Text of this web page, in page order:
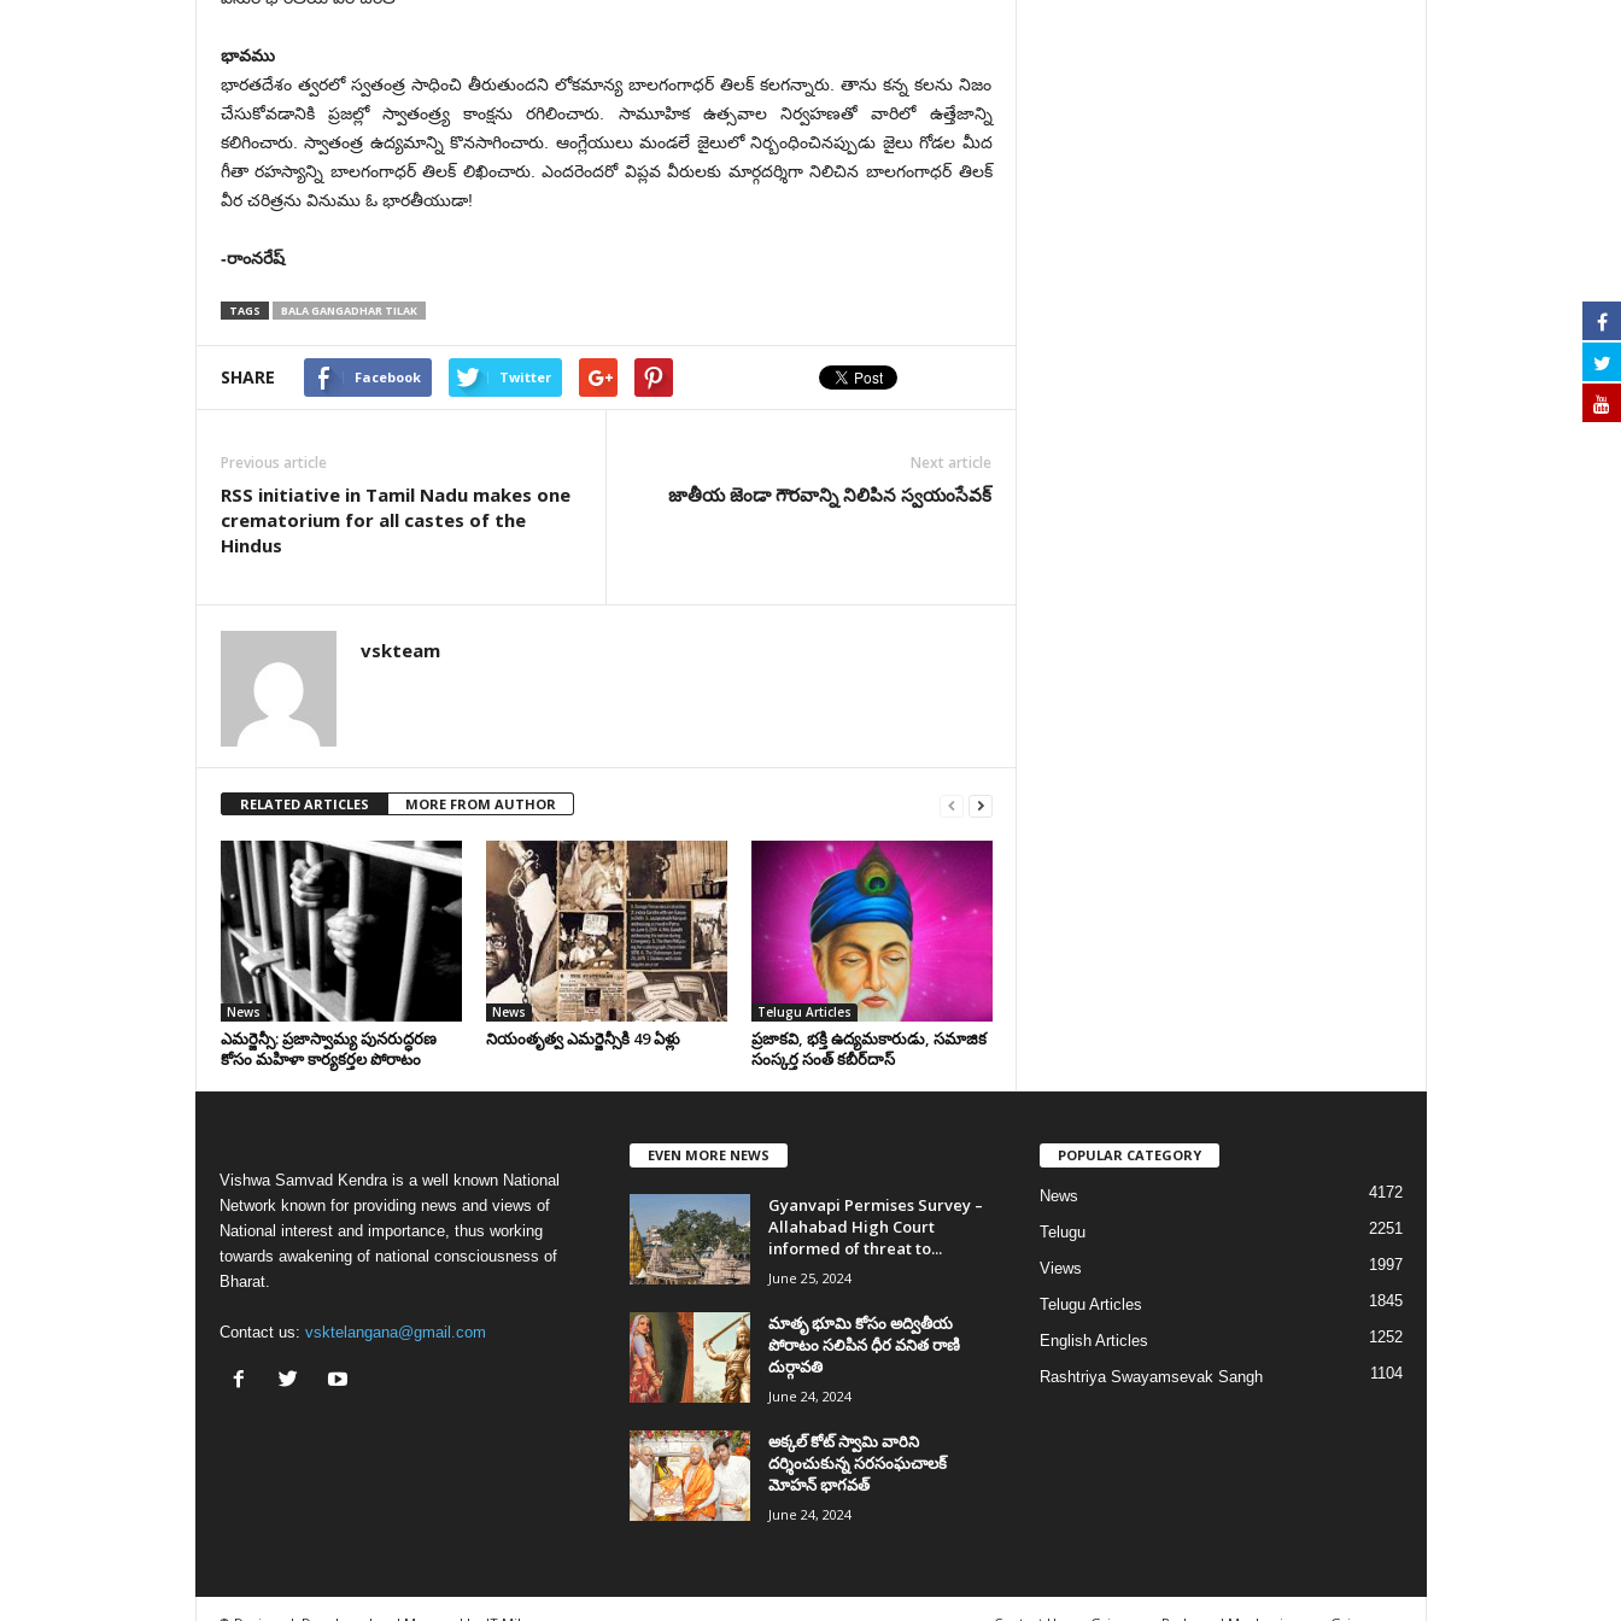
భావము
భారతదేశం త్వరలో స్వతంత్ర సాధించి తీరుతుందని లోకమాన్య బాలగంగాధర్ తిలక్ కలగన్నారు. తాను కన్న కలను నిజం
చేసుకోవడానికి ప్రజల్లో స్వాతంత్ర్య కాంక్షను రగిలించారు. సామూహిక ఉత్సవాల నిర్వహణతో వారిలో ఉత్తేజాన్ని
కలిగించారు. స్వాతంత్ర ఉద్యమాన్ని కొనసాగించారు. ఆంగ్లేయులు మండలే జైలులో నిర్బంధించినప్పుడు జైలు గోడల మీద
గీతా రహస్యాన్ని బాలగంగాధర్ తిలక్ లిఖించారు. ఎందరెందరో విప్లవ వీరులకు మార్గదర్శిగా నిలిచిన బాలగంగాధర్ తిలక్
వీర చరిత్రను వినుము ఓ భారతీయుడా!
-రాంనరేష్
TAGS BALA GANGADHAR TILAK
SHARE Facebook Twitter
Previous article
RSS initiative in Tamil Nadu makes one
crematorium for all castes of the
Hindus
Next article
జాతీయ జెండా గౌరవాన్ని నిలిపిన స్వయంసేవ‌క్‌
vskteam
RELATED ARTICLES MORE FROM AUTHOR
News
ఎమర్జెన్సీ: ప్రజాస్వామ్య పునరుద్ధరణ
కోసం మహిళా కార్యకర్తల పోరాటం
News
నియంతృత్వ ఎమర్జెన్సీకి 49 ఏళ్లు
Telugu Articles
ప్రజాకవి, భక్తి ఉద్యమకారుడు, సమాజిక
సంస్కర్త సంత్‌ కబీర్‌దాస్‌
Vishwa Samvad Kendra is a well known National
Network known for providing news and views of
National interest and importance, thus working
towards awakening of national consciousness of
Bharat.
Contact us: vsktelangana@gmail.com
EVEN MORE NEWS
Gyanvapi Permises Survey –
Allahabad High Court
informed of threat to...
June 25, 2024
మాతృ భూమి కోసం అద్వితీయ
పోరాటం సలిపిన ధీర వనిత రాణి
దుర్గావతి
June 24, 2024
అక్కల్‌ కోట్‌ స్వామి వారిని
దర్శించుకున్న సరసంఘచాలక్
మోహన్ భాగవత్
June 24, 2024
POPULAR CATEGORY
News 4172
Telugu 2251
Views 1997
Telugu Articles 1845
English Articles 1252
Rashtriya Swayamsevak Sangh 1104